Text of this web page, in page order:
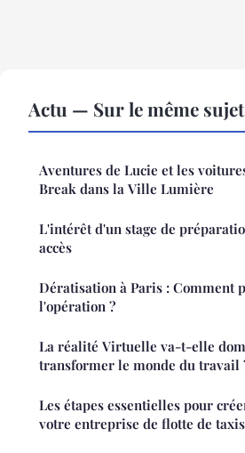
Actu — Sur le même sujet
Aventures de Lucie et les
Break dans la Ville Lumière
L'intérêt d'un stage de
accès
Dératisation à Paris : Comment
l'opération ?
La réalité Virtuelle va-t-elle
transformer le monde du travail
Les étapes essentielles pour
votre entreprise de flotte de taxis